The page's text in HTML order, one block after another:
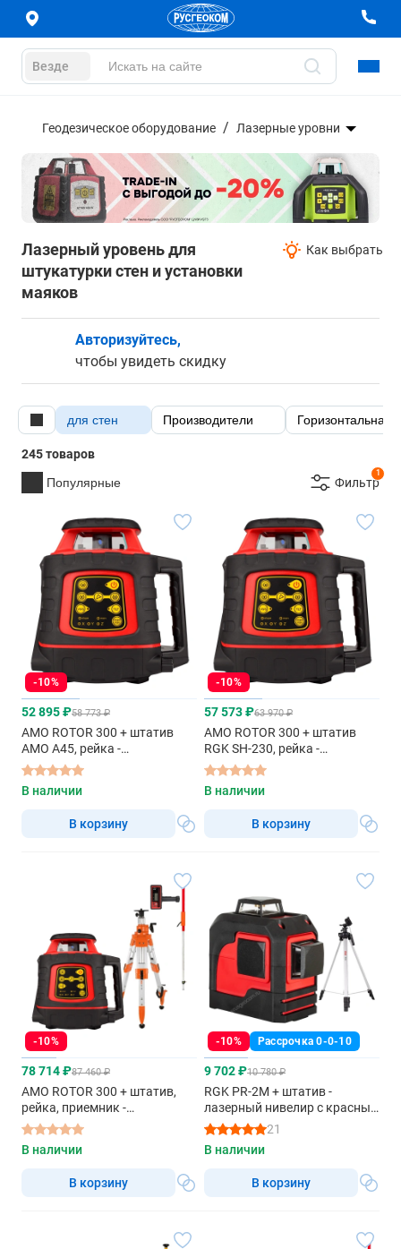
Везде
Геодезическое оборудование Лазерные уровни
Лазерный уровень для
штукатурки стен и установки
маяков
Как выбрать
Авторизуйтесь,
чтобы увидеть скидку
для стен Производители Горизонтальная
245 товаров
Популярные
1
Фильтр
-10%
52 895 ₽58 773 ₽
AMO ROTOR 300 + штатив
AMO A45, рейка -
ротационный нивелир с
красным лучом
В наличии
В корзину
-10%
57 573 ₽63 970 ₽
AMO ROTOR 300 + штатив
RGK SH-230, рейка -
ротационный нивелир с
красным лучом
В наличии
В корзину
-10%
78 714 ₽87 460 ₽
AMO ROTOR 300 + штатив,
рейка, приемник -
ротационный нивелир с
красным лучом
В наличии
В корзину
-10% Рассрочка 0-0-10
9 702 ₽10 780 ₽
RGK PR-2M + штатив -
лазерный нивелир с красным
лучом
21
В наличии
В корзину